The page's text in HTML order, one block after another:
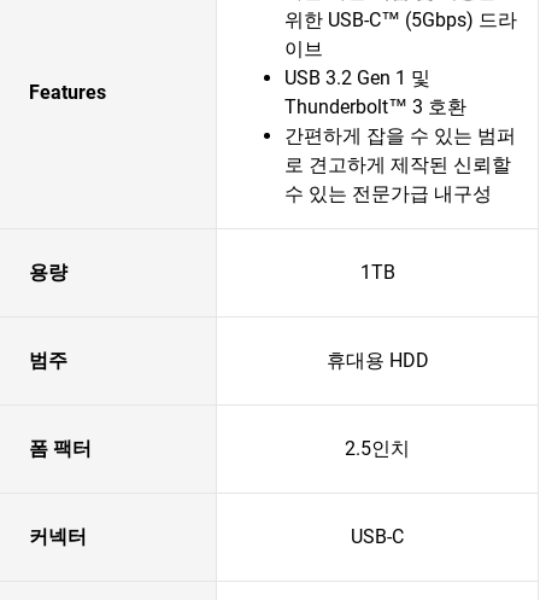
Features
위한 USB-C™ (5Gbps) 드라
이브
USB 3.2 Gen 1 및
Thunderbolt™ 3 호환
간편하게 잡을 수 있는 범퍼
로 견고하게 제작된 신뢰할
수 있는 전문가급 내구성
용량 1TB
범주 휴대용 HDD
폼 팩터 2.5인치
커넥터 USB-C